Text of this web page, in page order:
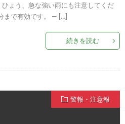
ょう、急な強い雨にも注意してくだ
まで有効です。 — […]
続きを読む
警報・注意報